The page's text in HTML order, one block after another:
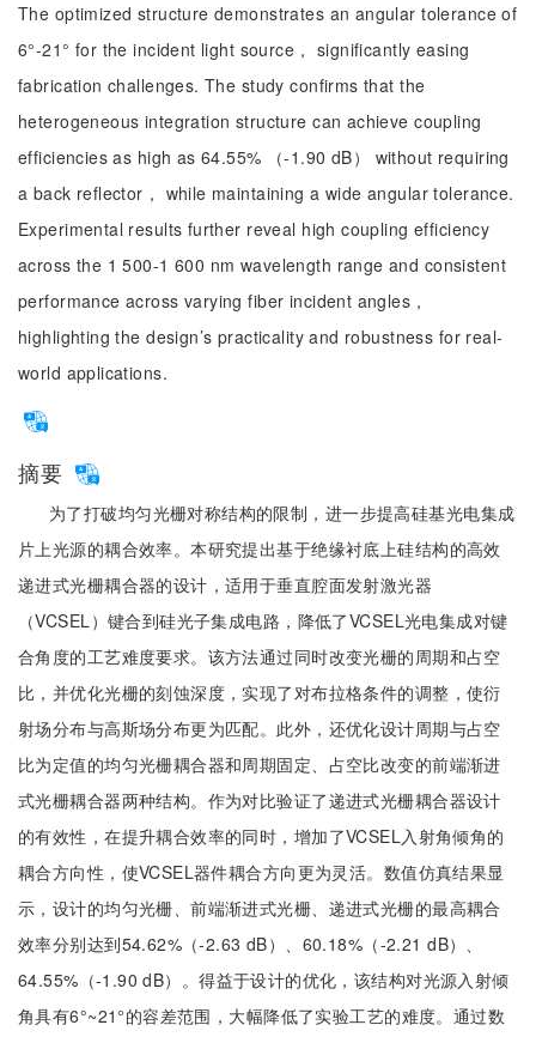
The optimized structure demonstrates an angular tolerance of
6°-21° for the incident light source， significantly easing
fabrication challenges. The study confirms that the
heterogeneous integration structure can achieve coupling
efficiencies as high as 64.55% （-1.90 dB） without requiring
a back reflector， while maintaining a wide angular tolerance.
Experimental results further reveal high coupling efficiency
across the 1 500-1 600 nm wavelength range and consistent
performance across varying fiber incident angles，
highlighting the design’s practicality and robustness for real-
world applications.
摘要
为了打破均匀光栅对称结构的限制，进一步提高硅基光电集成
片上光源的耦合效率。本研究提出基于绝缘衬底上硅结构的高效
递进式光栅耦合器的设计，适用于垂直腔面发射激光器
（VCSEL）键合到硅光子集成电路，降低了VCSEL光电集成对键
合角度的工艺难度要求。该方法通过同时改变光栅的周期和占空
比，并优化光栅的刻蚀深度，实现了对布拉格条件的调整，使衍
射场分布与高斯场分布更为匹配。此外，还优化设计周期与占空
比为定值的均匀光栅耦合器和周期固定、占空比改变的前端渐进
式光栅耦合器两种结构。作为对比验证了递进式光栅耦合器设计
的有效性，在提升耦合效率的同时，增加了VCSEL入射角倾角的
耦合方向性，使VCSEL器件耦合方向更为灵活。数值仿真结果显
示，设计的均匀光栅、前端渐进式光栅、递进式光栅的最高耦合
效率分别达到54.62%（-2.63 dB）、60.18%（-2.21 dB）、
64.55%（-1.90 dB）。得益于设计的优化，该结构对光源入射倾
角具有6°~21°的容差范围，大幅降低了实验工艺的难度。通过数